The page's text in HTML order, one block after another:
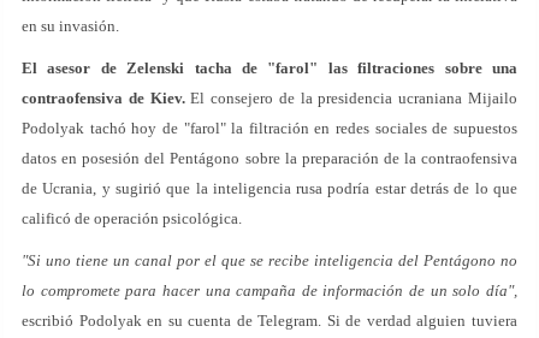
en su invasión.
El asesor de Zelenski tacha de "farol" las filtraciones sobre una
contraofensiva de Kiev.El consejero de la presidencia ucraniana Mijailo
Podolyak tachó hoy de "farol" la filtración en redes sociales de supuestos
datos en posesión del Pentágono sobre la preparación de la contraofensiva
de Ucrania, y sugirió que la inteligencia rusa podría estar detrás de lo que
calificó de operación psicológica.
"Si uno tiene un canal por el que se recibe inteligencia del Pentágono no
lo compromete para hacer una campaña de información de un solo día",
escribió Podolyak en su cuenta de Telegram. Si de verdad alguien tuviera